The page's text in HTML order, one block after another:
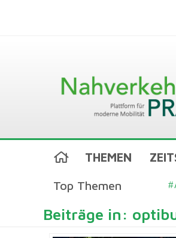
THEMEN
Top Themen #
Beiträge in: